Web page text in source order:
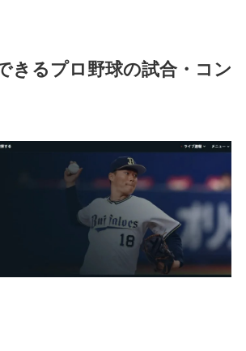
きるプロ野球の試合・コン